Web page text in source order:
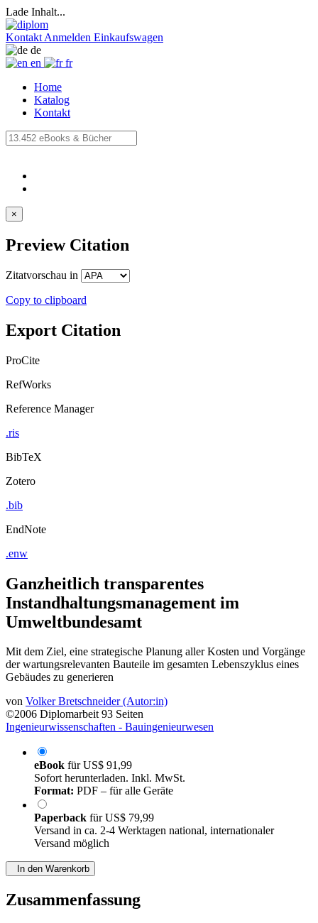
Lade Inhalt...
Kontakt Anmelden Einkaufswagen
de
en
fr
Home
Katalog
Kontakt
×
Preview Citation
Zitatvorschau in
Copy to clipboard
Export Citation
ProCite
RefWorks
Reference Manager
.ris
BibTeX
Zotero
.bib
EndNote
.enw
Ganzheitlich transparentes
Instandhaltungsmanagement im
Umweltbundesamt
Mit dem Ziel, eine strategische Planung aller Kosten und Vorgänge
der wartungsrelevanten Bauteile im gesamten Lebenszyklus eines
Gebäudes zu generieren
von Volker Bretschneider (Autor:in)
©2006 Diplomarbeit 93 Seiten
Ingenieurwissenschaften - Bauingenieurwesen
eBook fürUS$ 91,99
Sofort herunterladen. Inkl. MwSt.
Format: PDF – für alle Geräte
Paperback fürUS$ 79,99
Versand in ca. 2-4 Werktagen national, internationaler
Versand möglich
In den Warenkorb
Zusammenfassung